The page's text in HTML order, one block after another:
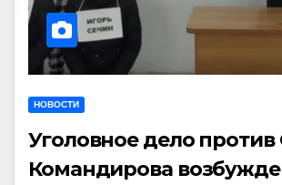
НОВОСТИ
Уголовное дело против
Командирова